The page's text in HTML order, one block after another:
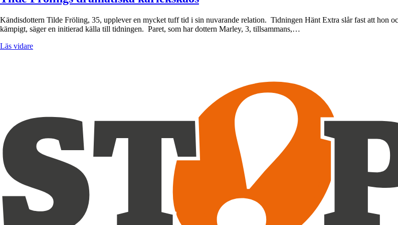
Kändisdottern Tilde Fröling, 35, upplever en mycket tuff tid i sin nuvarande relation. Tidningen Hänt Extra slår fast att hon
kämpigt, säger en initierad källa till tidningen. Paret, som har dottern Marley, 3, tillsammans,…
Läs vidare